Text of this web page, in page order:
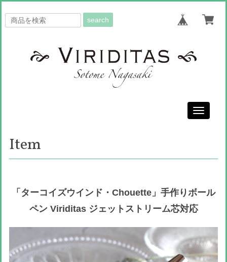
search
Toggle
Item
「ターコイズウインド・Chouette」手作りボール
ペン Viriditas ジェットストリーム芯対応